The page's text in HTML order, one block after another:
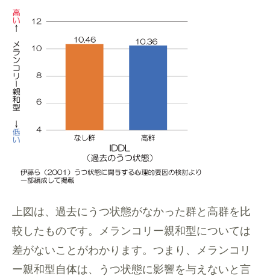
上図は、過去にうつ状態がなかった群と高群を比
較したものです。メランコリー親和型については
差がないことがわかります。つまり、メランコリ
ー親和型自体は、うつ状態に影響を与えないと言